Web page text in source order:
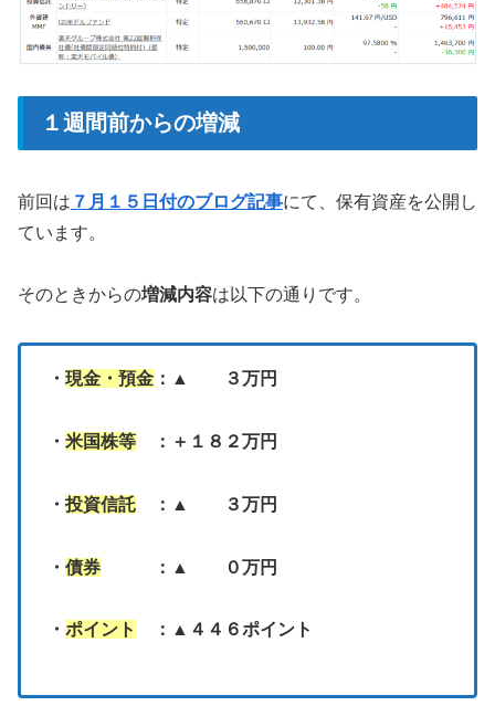
１週間前からの増減
前回は ７月１５日付のブログ記事にて、保有資産を公開し
ています。
そのときからの増減内容は以下の通りです。
・ 現金・預金 ：▲ ３万円
・ 米国株等 ：＋１８２万円
・ 投資信託 ：▲ ３万円
・ 債券 ：▲ ０万円
・ ポイント ：▲４４６ポイント